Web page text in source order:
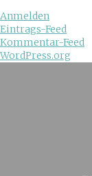
Anmelden
Eintrags-Feed
Kommentar-Feed
WordPress.org